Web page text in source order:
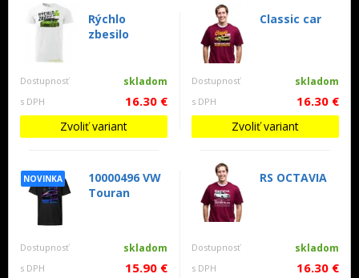
Rýchlo
zbesilo
Dostupnosť skladom
s DPH 16.30 €
Zvoliť variant
Classic car
Dostupnosť skladom
s DPH 16.30 €
Zvoliť variant
NOVINKA
10000496 VW
Touran
Dostupnosť skladom
s DPH 15.90 €
RS OCTAVIA
Dostupnosť skladom
s DPH 16.30 €